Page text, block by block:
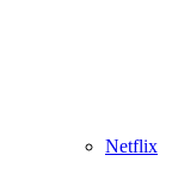
Netflix